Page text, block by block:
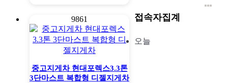
9861
중고지게차 현대포렉스3.3톤
3단마스트 복합형 디젤지게차
접속자집계
오늘